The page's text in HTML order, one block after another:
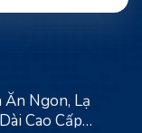
Ngon, Lạ
Cao Cấp